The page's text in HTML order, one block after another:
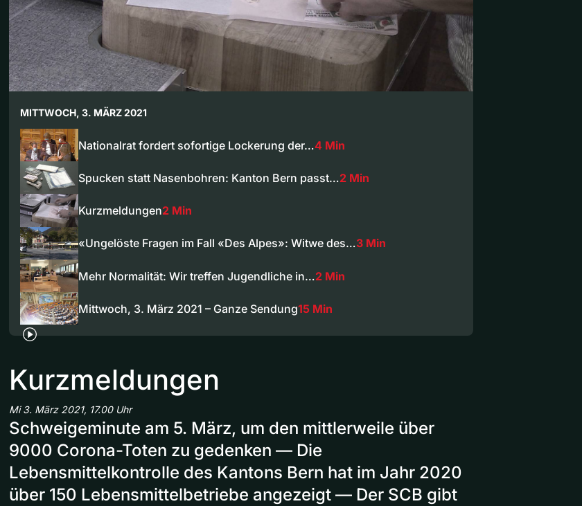
MITTWOCH, 3. MÄRZ 2021
Nationalrat fordert sofortige Lockerung der…4 Min
Spucken statt Nasenbohren: Kanton Bern passt…2 Min
Kurzmeldungen2 Min
«Ungelöste Fragen im Fall «Des Alpes»: Witwe des…3 Min
Mehr Normalität: Wir treffen Jugendliche in…2 Min
Mittwoch, 3. März 2021 – Ganze Sendung15 Min
Kurzmeldungen
Mi 3. März 2021, 17.00 Uhr
Schweigeminute am 5. März, um den mittlerweile über
9000 Corona-Toten zu gedenken — Die
Lebensmittelkontrolle des Kantons Bern hat im Jahr 2020
über 150 Lebensmittelbetriebe angezeigt — Der SCB gibt